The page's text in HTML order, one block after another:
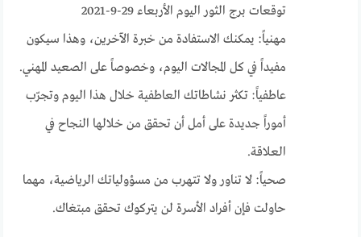
توقعات برج الثور اليوم الأربعاء 29-9-2021
مهنياً: يمكنك الاستفادة من خبرة الآخرين، وهذا سيكون
مفيداً في كل المجالات اليوم، وخصوصاً على الصعيد المهني.
عاطفياً: تكثر نشاطاتك العاطفية خلال هذا اليوم وتجرّب
أموراً جديدة على أمل أن تحقق من خلالها النجاح في
العلاقة.
صحياً: لا تناور ولا تتهرب من مسؤولياتك الرياضية، مهما
حاولت فإن أفراد الأسرة لن يتركوك تحقق مبتغاك.